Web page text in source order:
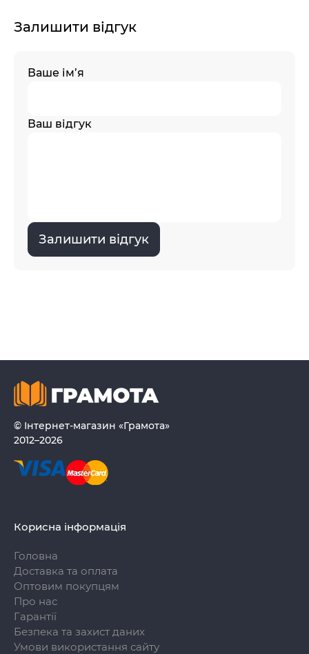
Залишити відгук
Ваше ім’я
Ваш відгук
Залишити відгук
© Інтернет-магазин «Грамота»
2012–2026
Корисна інформація
Головна
Доставка та оплата
Оптовим покупцям
Про нас
Гарантії
Безпека та захист даних
Умови використання сайту